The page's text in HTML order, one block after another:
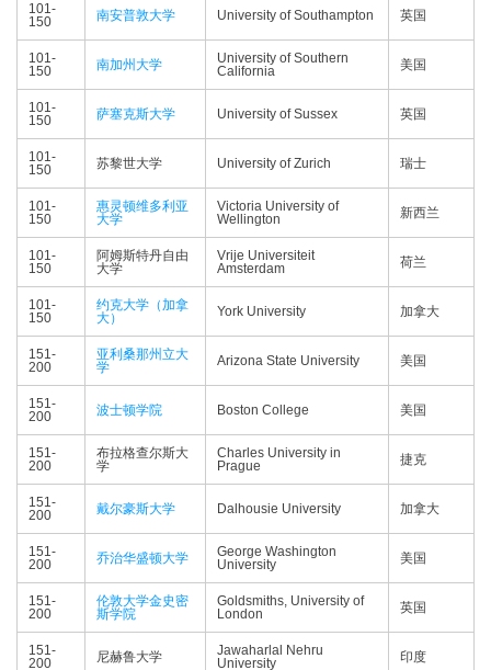
101-
150
南安普敦大学 University of Southampton 英国
101-
150
南加州大学
University of Southern
California
美国
101-
150
萨塞克斯大学 University of Sussex 英国
101-
150
苏黎世大学 University of Zurich 瑞士
101-
150
惠灵顿维多利亚
大学
Victoria University of
Wellington
新西兰
101-
150
阿姆斯特丹自由
大学
Vrije Universiteit
Amsterdam
荷兰
101-
150
约克大学（加拿
大）
York University 加拿大
151-
200
亚利桑那州立大
学
Arizona State University 美国
151-
200
波士顿学院 Boston College 美国
151-
200
布拉格查尔斯大
学
Charles University in
Prague
捷克
151-
200
戴尔豪斯大学 Dalhousie University 加拿大
151-
200
乔治华盛顿大学
George Washington
University
美国
151-
200
伦敦大学金史密
斯学院
Goldsmiths, University of
London
英国
151-
200
尼赫鲁大学
Jawaharlal Nehru
University
印度